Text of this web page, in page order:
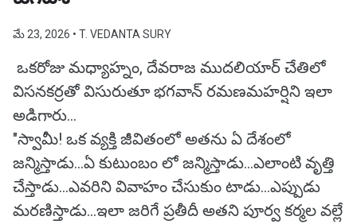
మే 23, 2026 • T. VEDANTA SURY
ఒకరోజు మధ్యాహ్నం, దేవరాజ ముదలియార్ చేతిలో
విసనకర్రతో విసురుతూ భగవాన్ రమణమహర్షిని ఇలా
అడిగారు...
"స్వామీ! ఒక వ్యక్తి జీవితంలో అతను ఏ దేశంలో
జన్మిస్తాడు...ఏ కుటుంబం లో జన్మిస్తాడు...ఎలాంటి వృత్తి
చేస్తాడు...ఎవరిని వివాహం చేసుకుం టాడు...ఎప్పుడు
మరణిస్తాడు...ఇలా జరిగే ప్రతీదీ అతని పూర్వ కర్మల వల్లే